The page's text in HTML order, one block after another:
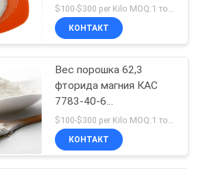
12
(MgF2)
$100-$300 per Kilo MOQ:1 тонна
КОНТАКТ
Вес порошка 62,3
фторида магния КАС
7783-40-6
молекулярный с особой
чистотой
КОНТАКТ